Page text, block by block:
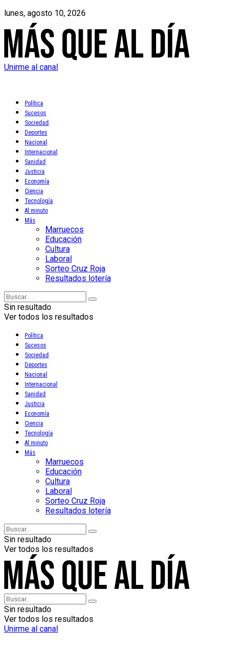
lunes, agosto 10, 2026
Unirme al canal
Política
Sucesos
Sociedad
Deportes
Nacional
Internacional
Sanidad
Justicia
Economía
Ciencia
Tecnología
Al minuto
Más
Marruecos
Educación
Cultura
Laboral
Sorteo Cruz Roja
Resultados lotería
Sin resultado
Ver todos los resultados
Política
Sucesos
Sociedad
Deportes
Nacional
Internacional
Sanidad
Justicia
Economía
Ciencia
Tecnología
Al minuto
Más
Marruecos
Educación
Cultura
Laboral
Sorteo Cruz Roja
Resultados lotería
Sin resultado
Ver todos los resultados
Sin resultado
Ver todos los resultados
Unirme al canal